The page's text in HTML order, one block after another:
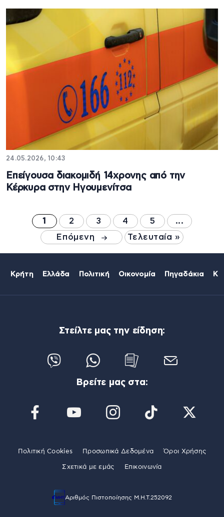
24.05.2026, 10:43
Επείγουσα διακομιδή 14χρονης από την
Κέρκυρα στην Ηγουμενίτσα
1 2 3 4 5
...
Επόμενη
Τελευταία »
Κρήτη Ελλάδα Πολιτική Οικονομία Πηγαδάκια
Στείλτε μας την είδηση:
Βρείτε μας στα:
Πολιτική Cookies Προσωπικά Δεδομένα Όροι Χρήσης
Σχετικά με εμάς Επικοινωνία
Αριθμός Πιστοποίησης Μ.Η.Τ.252092